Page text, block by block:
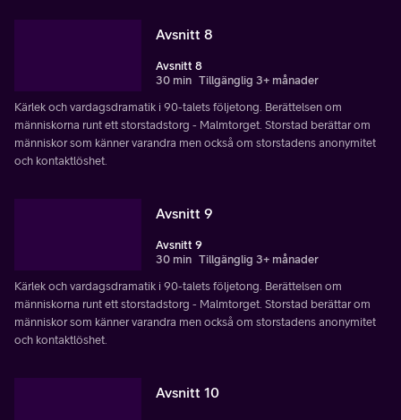
Avsnitt 8
Avsnitt 8
30 min Tillgänglig 3+ månader
Kärlek och vardagsdramatik i 90-talets följetong. Berättelsen om
människorna runt ett storstadstorg - Malmtorget. Storstad berättar om
människor som känner varandra men också om storstadens anonymitet
och kontaktlöshet.
Avsnitt 9
Avsnitt 9
30 min Tillgänglig 3+ månader
Kärlek och vardagsdramatik i 90-talets följetong. Berättelsen om
människorna runt ett storstadstorg - Malmtorget. Storstad berättar om
människor som känner varandra men också om storstadens anonymitet
och kontaktlöshet.
Avsnitt 10